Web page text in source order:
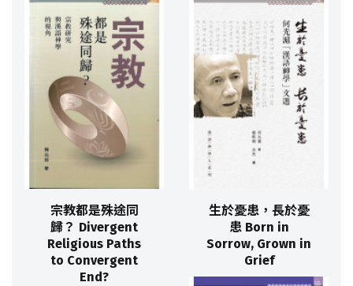
宗教都是殊途同
歸？ Divergent
Religious Paths
to Convergent
End?
生於憂患，長於憂
患 Born in
Sorrow, Grown in
Grief